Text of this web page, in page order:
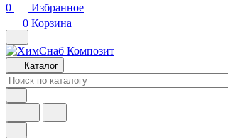
0
Избранное
0 Корзина
Каталог